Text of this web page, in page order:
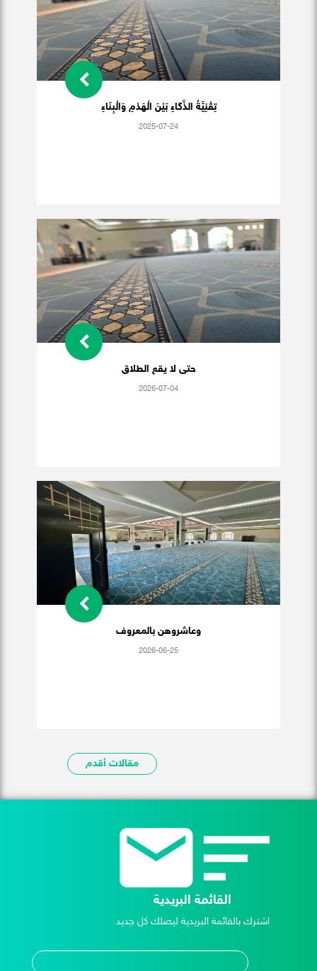
تِقْنِيَّةُ الذَّكَاءِ بَيْنَ الْهَدْمِ وَالْبِنَاءِ
2025-07-24
حتى لا يقع الطلاق
2026-07-04
وعاشروهن بالمعروف
2026-06-25
مقالات أقدم
القائمة البريدية
اشترك بالقائمة البريدية ليصلك كل جديد